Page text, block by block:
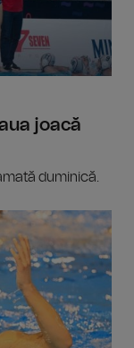
joacă
duminică.